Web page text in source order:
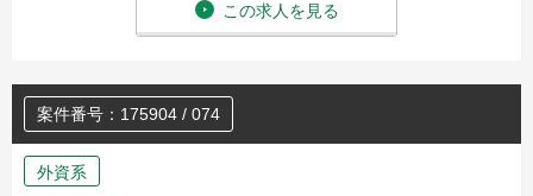
この求人を見る
案件番号：175904 / 074
外資系